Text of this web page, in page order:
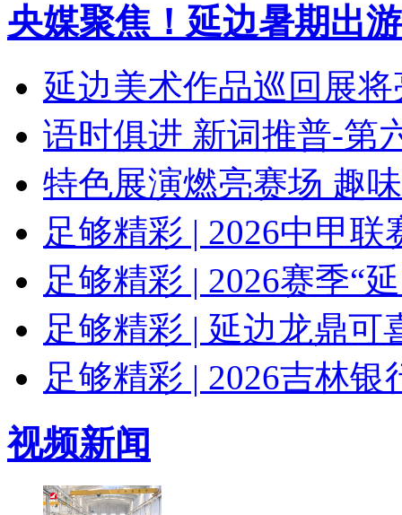
央媒聚焦！延边暑期出
延边美术作品巡回展
语时俱进 新词推普-第
特色展演燃亮赛场 趣
足够精彩 | 2026中甲
足够精彩 | 2026赛季“
足够精彩 | 延边龙鼎可
足够精彩 | 2026吉林
视频新闻